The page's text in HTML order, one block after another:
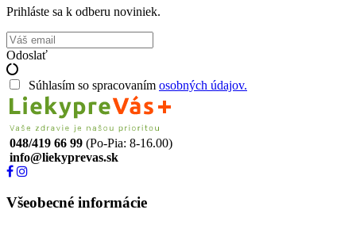
Prihláste sa k odberu noviniek.
Odoslať
Súhlasím so spracovaním osobných údajov.
048/419 66 99 (Po-Pia: 8-16.00)
info@liekyprevas.sk
Všeobecné informácie